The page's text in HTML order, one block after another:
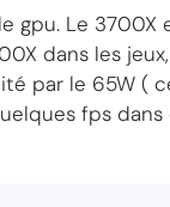
gpu. Le 3700X
dans les
par le 65W (
fps dans